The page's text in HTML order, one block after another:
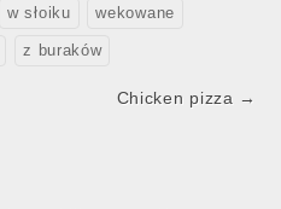
w słoiku wekowane
z buraków
Chicken pizza →